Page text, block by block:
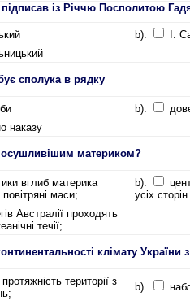
із Річчю Посполитою
b).
І.
сполука в рядку
b).
наказу
материком?
вглиб материка
маси;
b).
усіх
Австралії проходять
течії;
клімату України
території з
b).